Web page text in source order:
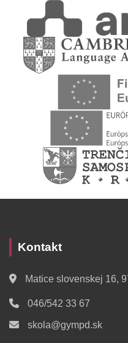
Kontakt
Matice slovenskej 16,
046/542 33 67
skola@gympd.sk